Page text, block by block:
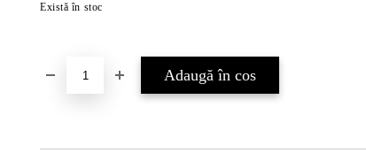
Există în stoc